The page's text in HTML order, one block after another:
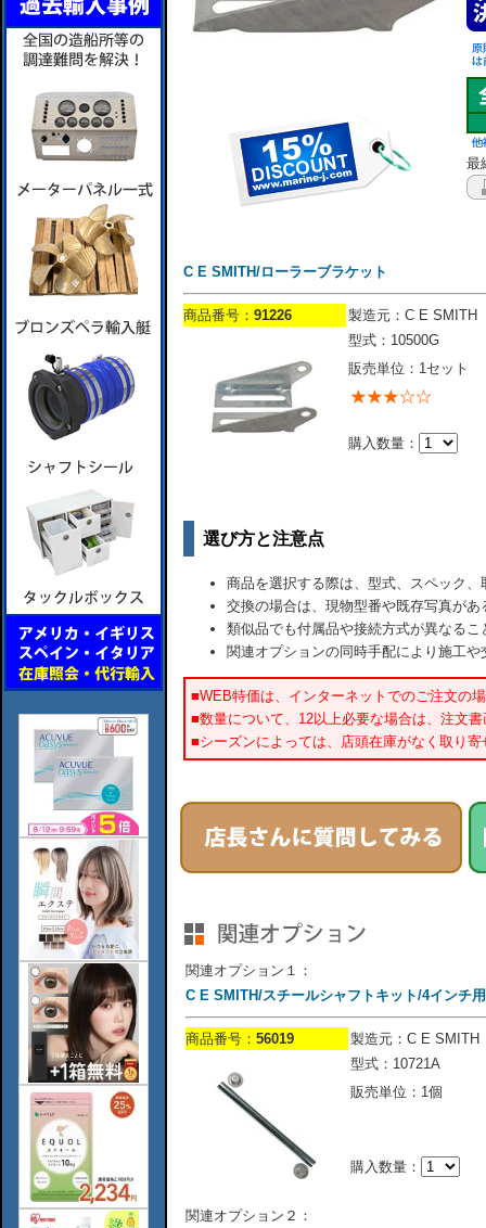
最
C E SMITH/ローラーブラケット
商品番号： 91226
製造元：C E SMITH
型式：10500G
販売単位：1セット
購入数量：
選び方と注意点
商品を選択する際は、型式、スペック
交換の場合は、現物型番や既存写真が
類似品でも付属品や接続方式が異なるこ
関連オプションの同時手配により施工
■WEB特価は、インターネットでのご注文の
■数量について、12以上必要な場合は、注文
■シーズンによっては、店頭在庫がなく取り
関連オプション１：
C E SMITH/スチールシャフトキット/4インチ用
商品番号： 56019
製造元：C E SMITH
型式：10721A
販売単位：1個
購入数量：
関連オプション２：